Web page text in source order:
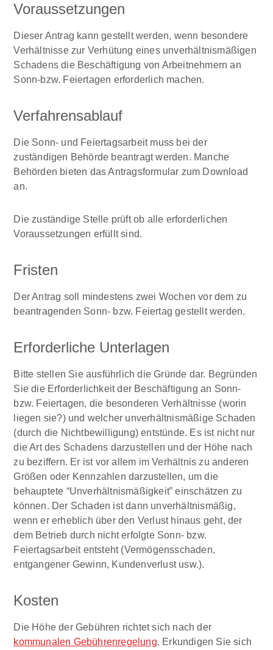
Voraussetzungen
Dieser Antrag kann gestellt werden, wenn besondere
Verhältnisse zur Verhütung eines unverhältnismäßigen
Schadens die Beschäftigung von Arbeitnehmern an
Sonn-bzw. Feiertagen erforderlich machen.
Verfahrensablauf
Die Sonn- und Feiertagsarbeit muss bei der
zuständigen Behörde beantragt werden. Manche
Behörden bieten das Antragsformular zum Download
an.
Die zuständige Stelle prüft ob alle erforderlichen
Voraussetzungen erfüllt sind.
Fristen
Der Antrag soll mindestens zwei Wochen vor dem zu
beantragenden Sonn- bzw. Feiertag gestellt werden.
Erforderliche Unterlagen
Bitte stellen Sie ausführlich die Gründe dar. Begründen
Sie die Erforderlichkeit der Beschäftigung an Sonn-
bzw. Feiertagen, die besonderen Verhältnisse (worin
liegen sie?) und welcher unverhältnismäßige Schaden
(durch die Nichtbewilligung) entstünde. Es ist nicht nur
die Art des Schadens darzustellen und der Höhe nach
zu beziffern. Er ist vor allem im Verhältnis zu anderen
Größen oder Kennzahlen darzustellen, um die
behauptete “Unverhältnismäßigkeit” einschätzen zu
können. Der Schaden ist dann unverhältnismäßig,
wenn er erheblich über den Verlust hinaus geht, der
dem Betrieb durch nicht erfolgte Sonn- bzw.
Feiertagsarbeit entsteht (Vermögensschaden,
entgangener Gewinn, Kundenverlust usw.).
Kosten
Die Höhe der Gebühren richtet sich nach der
kommunalen Gebührenregelung. Erkundigen Sie sich